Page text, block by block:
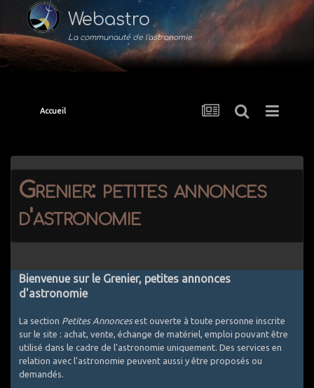
Webastro
La communauté de l'astronomie
Accueil
Grenier: petites annonces
d'astronomie
Bienvenue sur le Grenier, petites annonces
d'astronomie
La section Petites Annoncesest ouverte à toute personne inscrite
sur le site : achat, vente, échange de matériel, emploi pouvant être
utilisé dans le cadre de l'astronomie uniquement. Des services en
relation avec l'astronomie peuvent aussi y être proposés ou
demandés.